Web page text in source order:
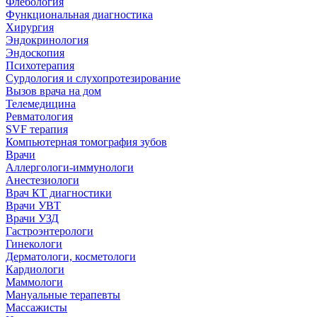
Функциональная диагностика
Хирургия
Эндокринология
Эндоскопия
Психотерапия
Сурдология и слухопротезирование
Вызов врача на дом
Телемедицина
Ревматология
SVF терапия
Компьютерная томография зубов
Врачи
Аллергологи-иммунологи
Анестезиологи
Врач КТ диагностики
Врачи УВТ
Врачи УЗД
Гастроэнтерологи
Гинекологи
Дерматологи, косметологи
Кардиологи
Маммологи
Мануальные терапевты
Массажисты